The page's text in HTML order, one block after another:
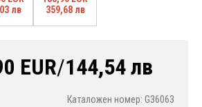
лв
359,68 лв
EUR/144,54 лв
Каталожен номер: G36063